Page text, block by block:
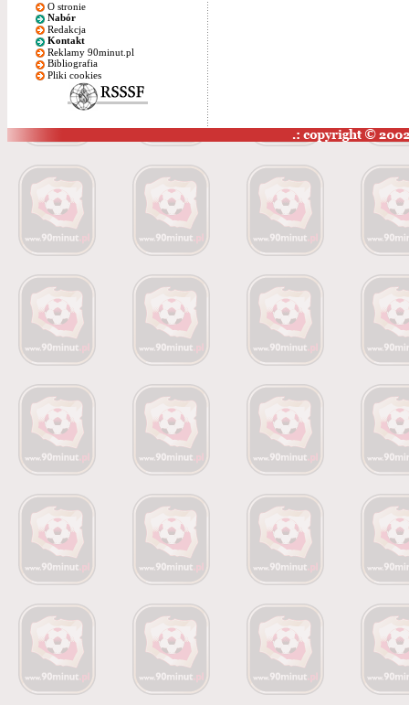
O stronie
Nabór
Redakcja
Kontakt
Reklamy 90minut.pl
Bibliografia
Pliki cookies